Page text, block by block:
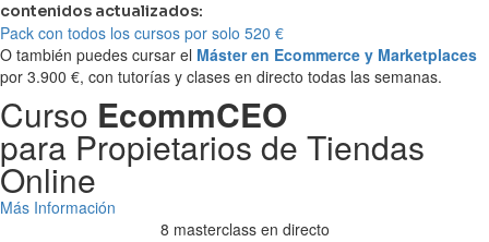
contenidos actualizados:
Pack con todos los cursos por solo 520 €
O también puedes cursar el Máster en Ecommerce y Marketplaces
por 3.900 €, con tutorías y clases en directo todas las semanas.
Curso EcommCEO
para Propietarios de Tiendas
Online
Más Información
8 masterclass en directo